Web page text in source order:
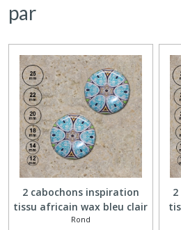
par
2 cabochons inspiration
tissu africain wax bleu clair
25,20,18,14,12 mm A139
Rond